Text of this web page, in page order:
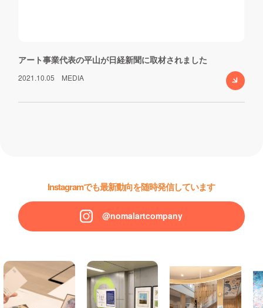
アート事業代表の平山が日経新聞に取材されました
2021.10.05 MEDIA
Instagramでも最新動向を随時発信しています
@nomalartcompany